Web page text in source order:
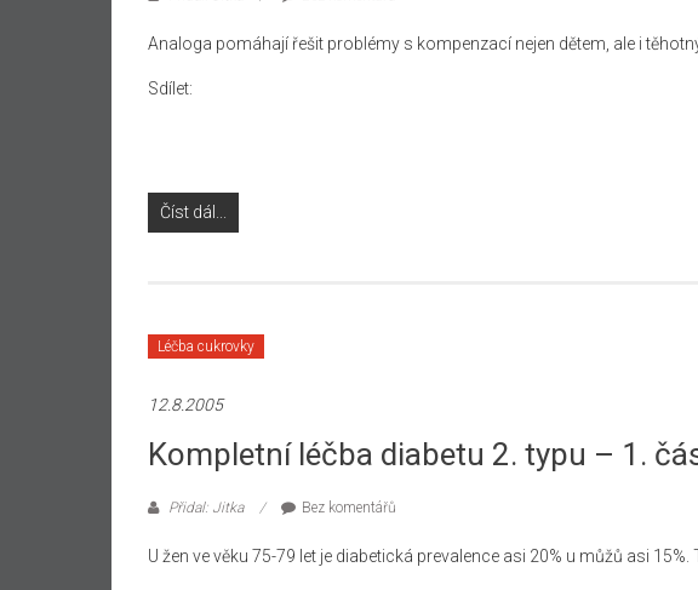
Analoga pomáhají řešit problémy s kompenzací nejen dětem, ale i
Sdílet:
Číst dál...
Léčba cukrovky
12.8.2005
Kompletní léčba diabetu 2. typu – 1.
Přidal: Jitka Bez komentářů
U žen ve věku 75-79 let je diabetická prevalence asi 20% u můžů asi 15%.